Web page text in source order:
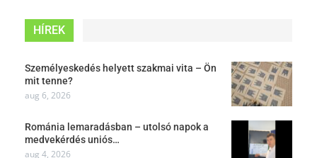
HÍREK
Személyeskedés helyett szakmai vita – Ön
mit tenne?
aug 6, 2026
Románia lemaradásban – utolsó napok a
medvekérdés uniós…
aug 4, 2026